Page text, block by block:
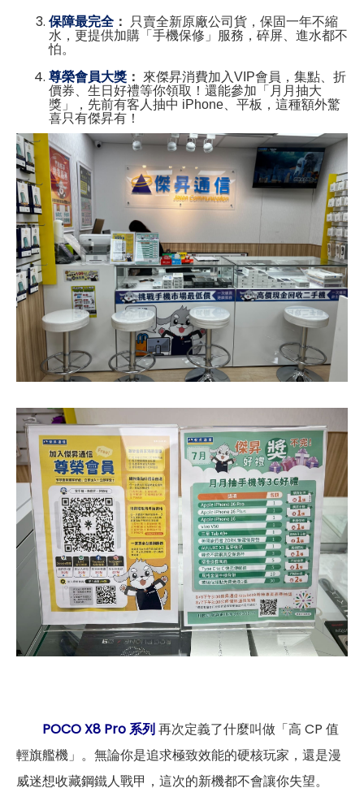
保障最完全 ：
只賣全新原廠公司貨，保固一年不縮
水，更提供加購「手機保修」服務，碎屏、進水都不
怕。
尊榮會員大獎 ：
來傑昇消費加入VIP會員，集點、折
價券、生日好禮等你領取！還能參加「月月抽大
獎」，先前有客人抽中 iPhone、平板，這種額外驚
喜只有傑昇有！
POCO X8 Pro 系列再次定義了什麼叫做「高 CP 值
輕旗艦機」。無論你是追求極致效能的硬核玩家，還是漫
威迷想收藏鋼鐵人戰甲，這次的新機都不會讓你失望。